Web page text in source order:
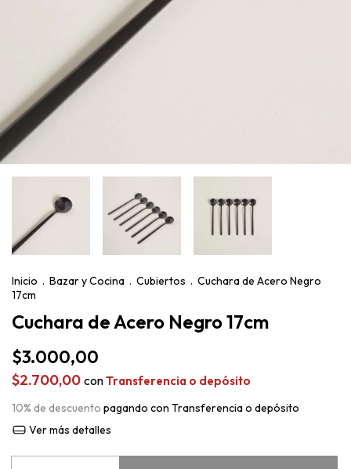
Inicio . Bazar y Cocina . Cubiertos . Cuchara de Acero Negro
17cm
Cuchara de Acero Negro 17cm
$3.000,00
$2.700,00 conTransferencia o depósito
10% de descuento pagando con Transferencia o depósito
Ver más detalles